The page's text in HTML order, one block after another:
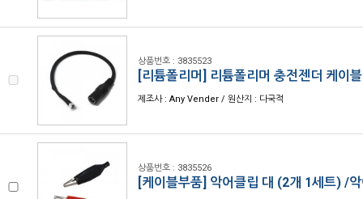
상품번호 : 3835523
[리튬폴리머] 리튬폴리머 충전젠더 케이블
제조사 : Any Vender / 원산지 : 다국적
상품번호 : 3835526
[케이블부품] 악어클립 대 (2개 1세트) /